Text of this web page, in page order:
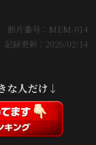
断片番号：MEM-014
記録更新：2026/02/14
な人だけ↓